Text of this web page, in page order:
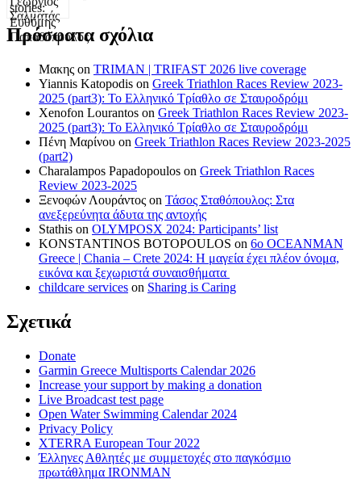
Πρόσφατα σχόλια
Μακης on TRIMAN | TRIFAST 2026 live coverage
Yiannis Katopodis on Greek Triathlon Races Review 2023-
2025 (part3): Το Ελληνικό Τρίαθλο σε Σταυροδρόμι
Xenofon Lourantos on Greek Triathlon Races Review 2023-
2025 (part3): Το Ελληνικό Τρίαθλο σε Σταυροδρόμι
Πένη Μαρίνου on Greek Triathlon Races Review 2023-2025
(part2)
Charalampos Papadopoulos on Greek Triathlon Races
Review 2023-2025
Ξενοφών Λουράντος on Τάσος Σταθόπουλος: Στα
ανεξερεύνητα άδυτα της αντοχής
Stathis on OLYMPOSX 2024: Participants’ list
KONSTANTINOS BOTOPOULOS on 6ο OCEANMAN
Greece | Chania – Crete 2024: Η μαγεία έχει πλέον όνομα,
εικόνα και ξεχωριστά συναισθήματα
childcare services on Sharing is Caring
Σχετικά
Donate
Garmin Greece Multisports Calendar 2026
Increase your support by making a donation
Live Broadcast test page
Open Water Swimming Calendar 2024
Privacy Policy
XTERRA European Tour 2022
Έλληνες Αθλητές με συμμετοχές στο παγκόσμιο
πρωτάθλημα IRONMAN